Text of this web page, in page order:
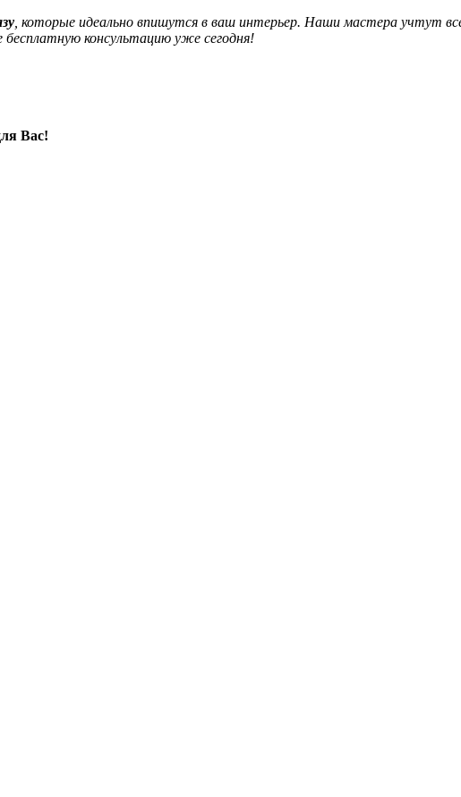
, которые идеально впишутся в ваш интерьер. Наши мастера учтут
консультацию уже сегодня!
Вас!